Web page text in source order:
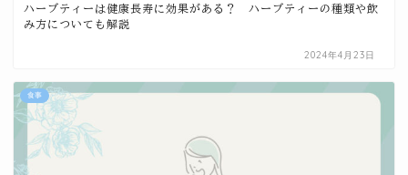
ハーブティーは健康長寿に効果がある？ ハーブティーの種類や飲
み方についても解説
2024年4月23日
食事